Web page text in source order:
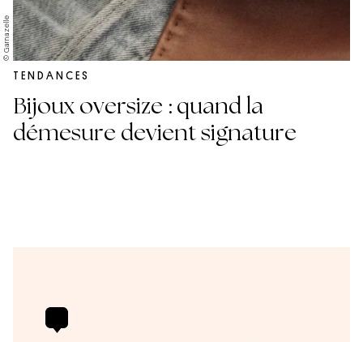
© Garnazelle
TENDANCES
Bijoux oversize : quand la
démesure devient signature